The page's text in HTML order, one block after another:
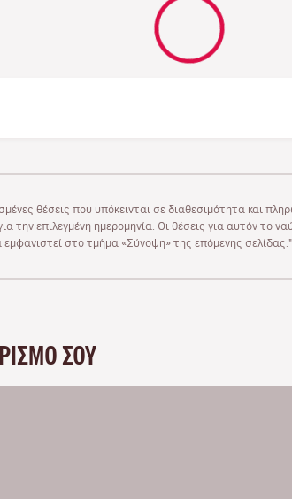
θέσεις που υπόκεινται σε διαθεσιμότητα και
την επιλεγμένη ημερομηνία. Οι θέσεις για αυτόν το
εμφανιστεί στο τμήμα «Σύνοψη» της επόμενης σελίδας."
ΣΟΥ